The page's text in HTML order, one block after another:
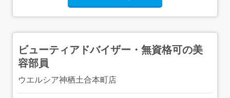
ビューティアドバイザー・無資格可の美
容部員
ウエルシア神栖土合本町店